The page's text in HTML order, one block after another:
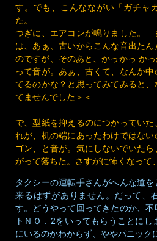
す。でも、こんなながい「ガチャ
た。
つぎに、エアコンが鳴りました。
は、あぁ、古いからこんな音出た
のですが、そのあと、かっかっ か
って音が。あぁ、古くて、なんか
てるのかな？と思ってみてみると
てませんでした＞＜
で、型紙を抑えるのにつかってい
れが、机の端にあったわけではな
ゴン、と音が。気にしないでいた
がって落ちた。さすがに怖くなって
タクシーの運転手さんがへんな道
来るはずがありません。だって、
す。どうやって回ってきたのか、
トＮＯ．2をいってもらうことにし
にいるのかわからず、ややパニック